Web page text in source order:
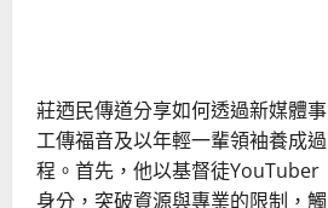
莊迺民傳道分享如何透過新媒體事
工傳福音及以年輕一輩領袖養成過
程。首先，他以基督徒YouTuber
身分，突破資源與專業的限制，觸